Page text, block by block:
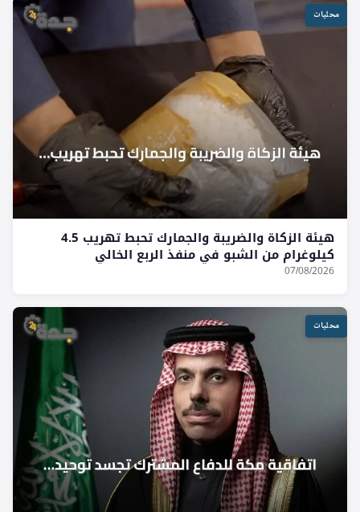
محليات
هيئة الزكاة والضريبة والجمارك تحبط تهريب 4.5
كيلوغرام من الشبو في منفذ الربع الخالي
07/08/2026
محليات